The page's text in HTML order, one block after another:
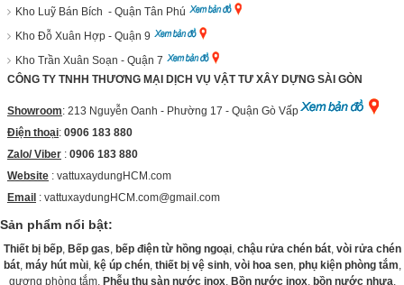
Kho Luỹ Bán Bích - Quận Tân Phú
Kho Đỗ Xuân Hợp - Quận 9
Kho Trần Xuân Soạn - Quận 7
CÔNG TY TNHH THƯƠNG MẠI DỊCH VỤ VẬT TƯ XÂY DỰNG SÀI GÒN
Showroom: 213 Nguyễn Oanh - Phường 17 - Quận Gò Vấp
Điện thoại: 0906 183 880
Zalo/ Viber : 0906 183 880
Website : vattuxaydungHCM.com
Email : vattuxaydungHCM.com@gmail.com
Sản phẩm nổi bật:
Thiết bị bếp, Bếp gas, bếp điện từ hồng ngoại, chậu rửa chén bát, vòi rửa chén
bát, máy hút mùi, kệ úp chén, thiết bị vệ sinh, vòi hoa sen, phụ kiện phòng tắm,
gương phòng tắm, Phễu thu sàn nước inox, Bồn nước inox, bồn nước nhựa,